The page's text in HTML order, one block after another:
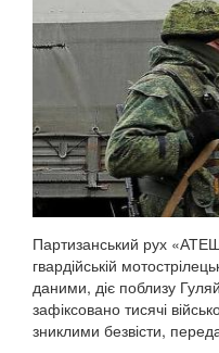
Партизанський рух
гвардійській
даними, діє поблизу
зафіксовано тисячі
зниклими безвісти,